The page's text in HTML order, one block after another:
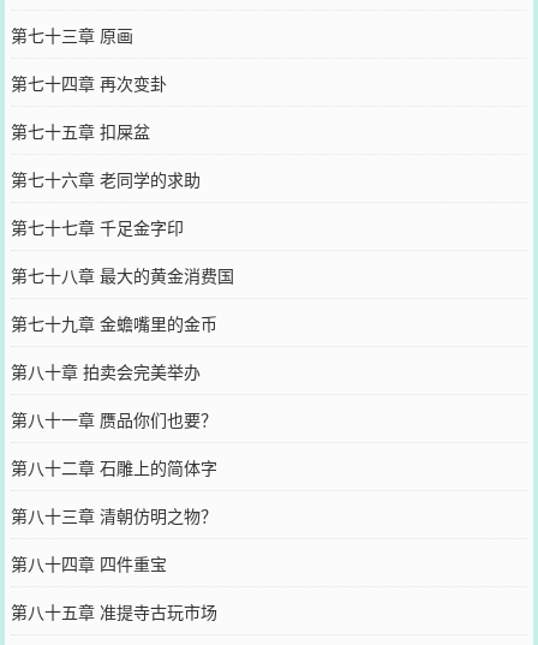
第七十三章 原画
第七十四章 再次变卦
第七十五章 扣屎盆
第七十六章 老同学的求助
第七十七章 千足金字印
第七十八章 最大的黄金消费国
第七十九章 金蟾嘴里的金币
第八十章 拍卖会完美举办
第八十一章 赝品你们也要？
第八十二章 石雕上的简体字
第八十三章 清朝仿明之物？
第八十四章 四件重宝
第八十五章 准提寺古玩市场